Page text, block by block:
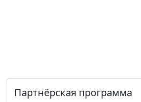
Партнёрская программа